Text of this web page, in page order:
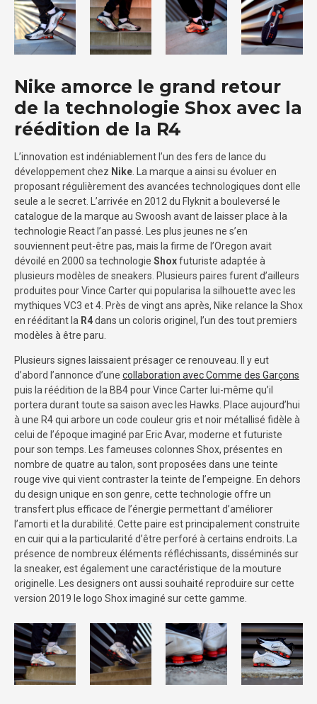
Nike amorce le grand retour
de la technologie Shox avec la
réédition de la R4
L’innovation est indéniablement l’un des fers de lance du
développement chez Nike . La marque a ainsi su évoluer en
proposant régulièrement des avancées technologiques dont elle
seule a le secret. L’arrivée en 2012 du Flyknit a bouleversé le
catalogue de la marque au Swoosh avant de laisser place à la
technologie React l’an passé. Les plus jeunes ne s’en
souviennent peut-être pas, mais la firme de l’Oregon avait
dévoilé en 2000 sa technologie Shoxfuturiste adaptée à
plusieurs modèles de sneakers. Plusieurs paires furent d’ailleurs
produites pour Vince Carter qui popularisa la silhouette avec les
mythiques VC3 et 4. Près de vingt ans après, Nike relance la Shox
en rééditant la R4dans un coloris originel, l’un des tout premiers
modèles à être paru.
Plusieurs signes laissaient présager ce renouveau. Il y eut
d’abord l’annonce d’une collaboration avec Comme des Garçons
puis la réédition de la BB4 pour Vince Carter lui-même qu’il
portera durant toute sa saison avec les Hawks. Place aujourd’hui
à une R4 qui arbore un code couleur gris et noir métallisé fidèle à
celui de l’époque imaginé par Eric Avar, moderne et futuriste
pour son temps. Les fameuses colonnes Shox, présentes en
nombre de quatre au talon, sont proposées dans une teinte
rouge vive qui vient contraster la teinte de l’empeigne. En dehors
du design unique en son genre, cette technologie offre un
transfert plus efficace de l’énergie permettant d’améliorer
l’amorti et la durabilité. Cette paire est principalement construite
en cuir qui a la particularité d’être perforé à certains endroits. La
présence de nombreux éléments réfléchissants, disséminés sur
la sneaker, est également une caractéristique de la mouture
originelle. Les designers ont aussi souhaité reproduire sur cette
version 2019 le logo Shox imaginé sur cette gamme.